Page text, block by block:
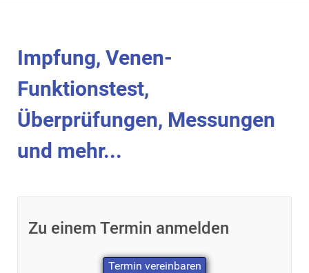
Impfung, Venen-
Funktionstest,
Überprüfungen, Messungen
und mehr...
Zu einem Termin anmelden
Termin vereinbaren